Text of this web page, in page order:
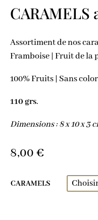
CARAMELS
Assortiment de nos
Framboise | Fruit de la
100% Fruits | Sans
110 grs.
Dimensions : 8 x 10 x 3
8,00€
CARAMELS